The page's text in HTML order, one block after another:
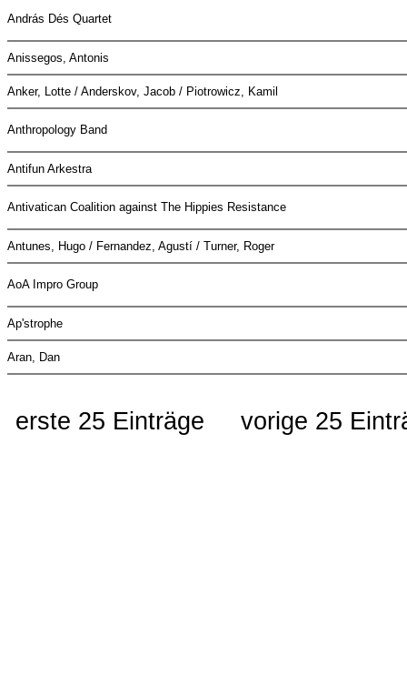
András Dés Quartet
Anissegos, Antonis
Anker, Lotte / Anderskov, Jacob / Piotrowicz, Kamil
Anthropology Band
Antifun Arkestra
Antivatican Coalition against The Hippies Resistance
Antunes, Hugo / Fernandez, Agustí / Turner, Roger
AoA Impro Group
Ap'strophe
Aran, Dan
erste 25 Einträge vorige 25